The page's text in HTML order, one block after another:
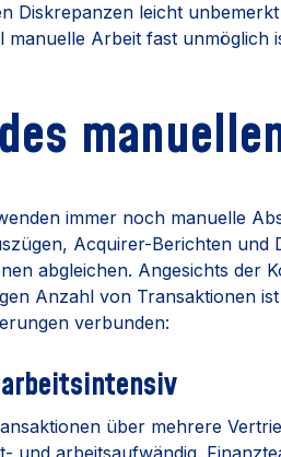
Diskrepanzen leicht
Arbeit fast unmöglich
immer noch manuelle
Acquirer-Berichten und
abgleichen. Angesichts der
Anzahl von Transaktionen
verbunden:
über mehrere
und arbeitsaufwändig.